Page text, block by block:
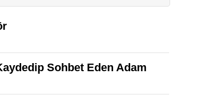
Sohbet Eden Adam